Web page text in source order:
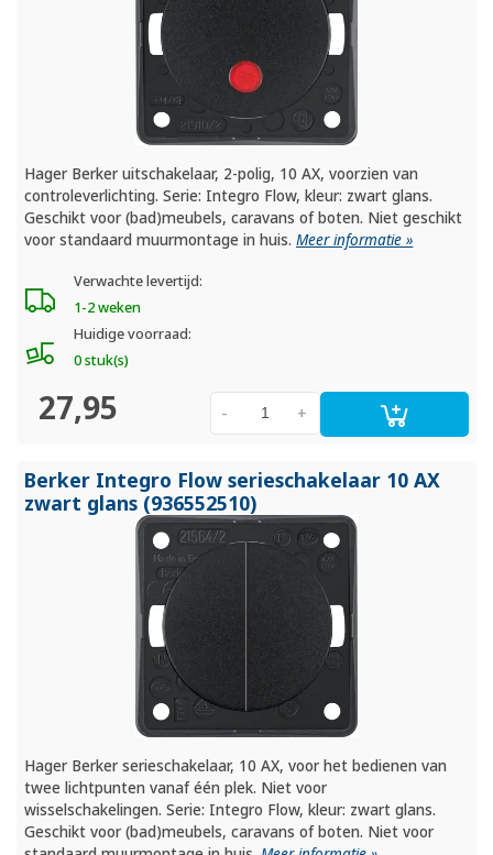
Hager Berker uitschakelaar, 2-polig, 10 AX, voorzien van
controleverlichting. Serie: Integro Flow, kleur: zwart glans.
Geschikt voor (bad)meubels, caravans of boten. Niet geschikt
voor standaard muurmontage in huis.Meer informatie »
Verwachte levertijd:
1-2 weken
Huidige voorraad:
0 stuk(s)
27,95 +
-
Berker Integro Flow serieschakelaar 10 AX
zwart glans (936552510)
Hager Berker serieschakelaar, 10 AX, voor het bedienen van
twee lichtpunten vanaf één plek. Niet voor
wisselschakelingen. Serie: Integro Flow, kleur: zwart glans.
Geschikt voor (bad)meubels, caravans of boten. Niet voor